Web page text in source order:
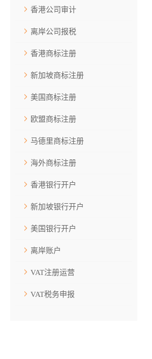
香港公司审计
离岸公司报税
香港商标注册
新加坡商标注册
美国商标注册
欧盟商标注册
马德里商标注册
海外商标注册
香港银行开户
新加坡银行开户
美国银行开户
离岸账户
VAT注册运营
VAT税务申报